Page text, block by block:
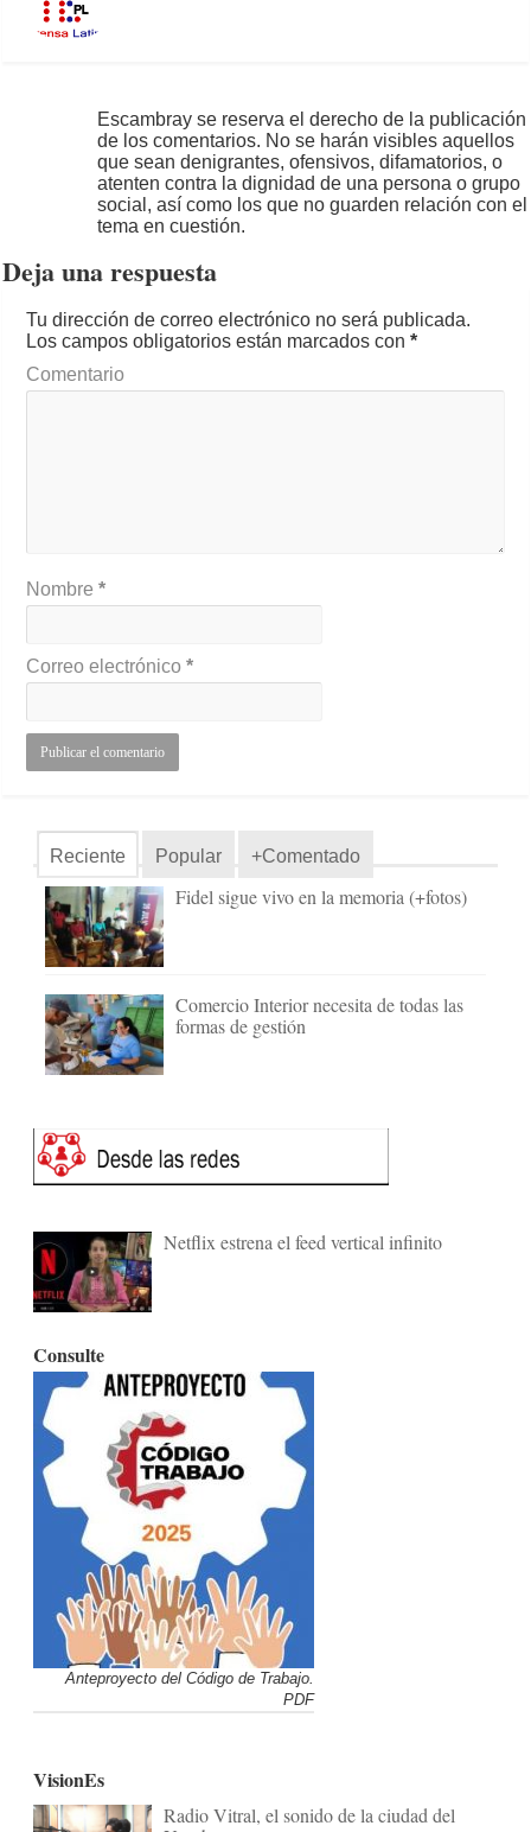
Escambray se reserva el derecho de la publicación
de los comentarios. No se harán visibles aquellos
que sean denigrantes, ofensivos, difamatorios, o
atenten contra la dignidad de una persona o grupo
social, así como los que no guarden relación con el
tema en cuestión.
Deja una respuesta
Tu dirección de correo electrónico no será publicada.
Los campos obligatorios están marcados con*
Comentario
Nombre*
Correo electrónico*
Reciente Popular +Comentado
Fidel sigue vivo en la memoria (+fotos)
Comercio Interior necesita de todas las
formas de gestión
Netflix estrena el feed vertical infinito
Consulte
Anteproyecto del Código de Trabajo.
PDF
VisionEs
Radio Vitral, el sonido de la ciudad del